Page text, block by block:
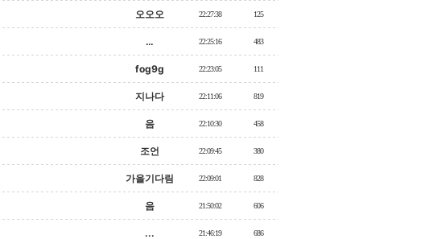
오오오 22:27:38 125
… 22:25:16 483
fog9g 22:23:05 111
지나다 22:11:06 819
음 22:10:30 458
조언 22:09:45 380
가을기다림 22:09:01 828
음 21:50:02 606
... 21:46:19 686